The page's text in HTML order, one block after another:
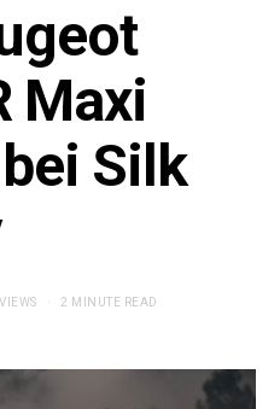
Maxi
Silk
2 MINUTE READ